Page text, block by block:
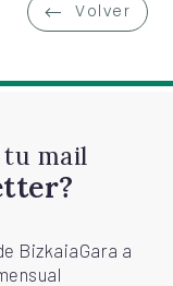
Volver
tu mail
BizkaiaGara a